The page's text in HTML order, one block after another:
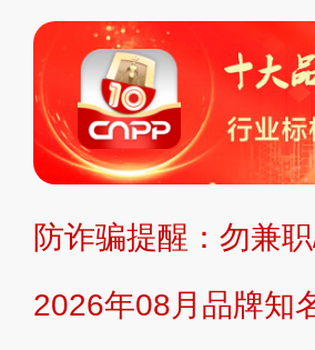
标、LOGO 等）知识
复制、转载、商用
不代理、不招商、不
持投资购买的观点或
提交说明： 快速提交
防诈骗提醒：勿兼
2026年08月品牌知